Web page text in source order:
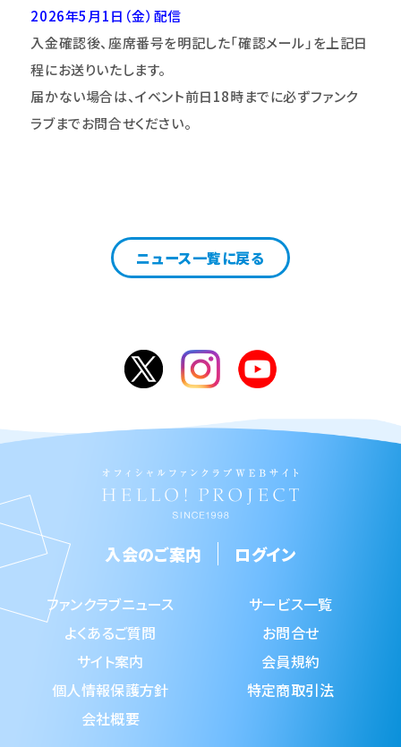
2026年5月1日（金）配信
入金確認後、座席番号を明記した「確認メール」を上記日
程にお送りいたします。
届かない場合は、イベント前日18時までに必ずファンク
ラブまでお問合せください。
ニュース一覧に戻る
入会のご案内 ログイン
ファンクラブニュース
サービス一覧
よくあるご質問
お問合せ
サイト案内
会員規約
個人情報保護方針
特定商取引法
会社概要